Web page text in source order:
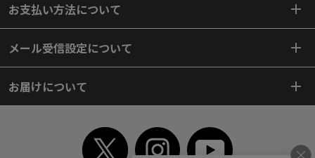
お支払い方法について
メール受信設定について
お届けについて